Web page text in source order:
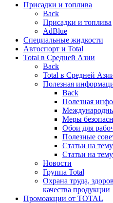
Присадки и топлива
Back
Присадки и топлива
AdBlue
Специальные жидкости
Автоспорт и Total
Total в Средней Азии
Back
Total в Средней
Полезная
Back
Полезная
Меры
Обои для
Полезные
Статьи на
Статьи на
Новости
Группа Total
Охрана труда,
качества продукции
Промоакции от TOTAL